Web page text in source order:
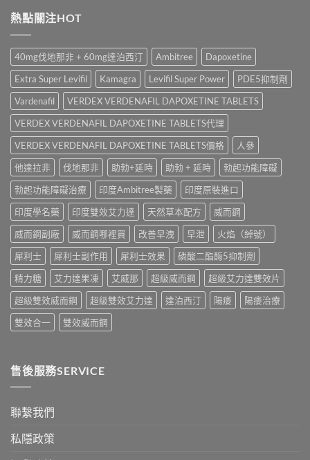
項
港
正
貨
購
買
指
南〉
中
多
原
廠
與
學
名
藥
購
買
比
較〉
中
利
麼
選？
年
效
果、
價
錢、
副
作
用
全
面
比
較
與
香
購
指
南〉
中
名
藥
隻
好？
Cenforce-
100、
Kamagra
與
Kamagra
Oral
Jelly
全
面
比
較〉
中
熱點關注HOT
40mg伐地那非 + 60mg達泊西汀 Ambitree
Dapoxetine
Extra Super Levifil
Kamagra Levifil Super Power
PDE5抑制劑
Vardenafil
VERDEX VERDENAFIL DAPOXETINE TABLETS
VERDEX VERDENAFIL DAPOXETINE TABLETS代理
VERDEX VERDENAFIL DAPOXETINE TABLETS價格
人參
他達拉非
伐地那非 助勃+延時 助勃 + 延時
勃起功能障礙
勃起功能障礙治療
印度Ambitree製藥
印度原裝進口
印度學名藥
印度雙效艾力達 天然草本配方
威而鋼
威而鋼副廠
威而鋼哪裡買 改善早洩 早泄
火焰（綽號）
犀利士
犀利士副作用 犀利士效果
磷酸二酯酶5抑制劑
精力糖
艾力達果凍 艾威那 超級威而鋼
超級艾力達雙效片
超級雙效威而鋼
超級雙效艾力達 達泊西汀 陽痿
陽痿治療
雙效合一
雙效威而鋼
售後服務SERVICE
聯繫我們
私隱政策